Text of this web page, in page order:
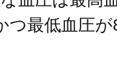
つ最低血圧